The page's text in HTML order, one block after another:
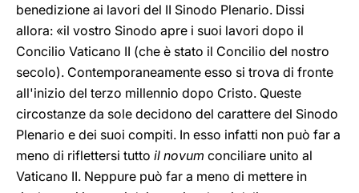
benedizione ai lavori del II Sinodo Plenario. Dissi
allora: «il vostro Sinodo apre i suoi lavori dopo il
Concilio Vaticano II (che è stato il Concilio del nostro
secolo). Contemporaneamente esso si trova di fronte
all'inizio del terzo millennio dopo Cristo. Queste
circostanze da sole decidono del carattere del Sinodo
Plenario e dei suoi compiti. In esso infatti non può far a
meno di riflettersi tutto il novum conciliare unito al
Vaticano II. Neppure può far a meno di mettere in